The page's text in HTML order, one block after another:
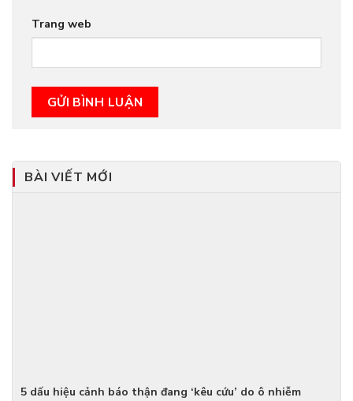
Trang web
BÀI VIẾT MỚI
5 dấu hiệu cảnh báo thận đang ‘kêu cứu’ do ô nhiễm